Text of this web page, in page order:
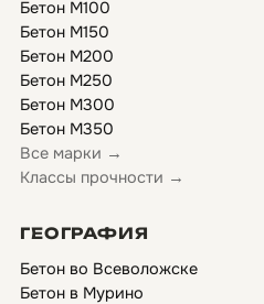
Бетон М100
Бетон М150
Бетон М200
Бетон М250
Бетон М300
Бетон М350
Все марки →
Классы прочности →
ГЕОГРАФИЯ
Бетон во Всеволожске
Бетон в Мурино